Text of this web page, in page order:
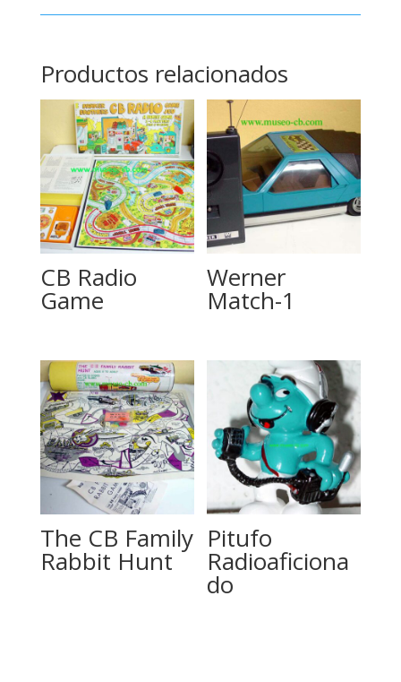
Productos relacionados
CB Radio
Game
Werner
Match-1
The CB Family
Rabbit Hunt
Pitufo
Radioaficiona
do